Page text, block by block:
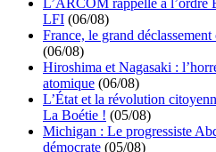
LFI (06/08)
France, le grand
(06/08)
Hiroshima et Nagasaki :
atomique (06/08)
L’État et la révolution
La Boétie ! (05/08)
Michigan : Le progressiste
démocrate (05/08)